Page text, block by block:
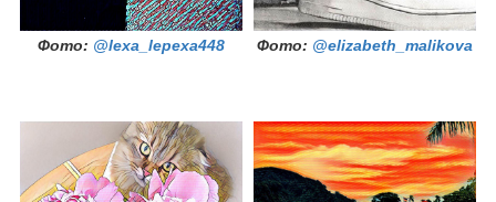
Фото: @lexa_lepexa448 Фото: @elizabeth_malikova